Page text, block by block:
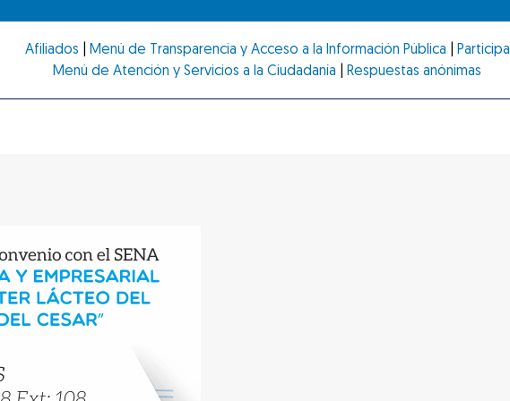
Afiliados Menú de Transparencia y Acceso a la Información Pública
Participa
Menú de Atención y Servicios a la Ciudadanía
Respuestas anónimas